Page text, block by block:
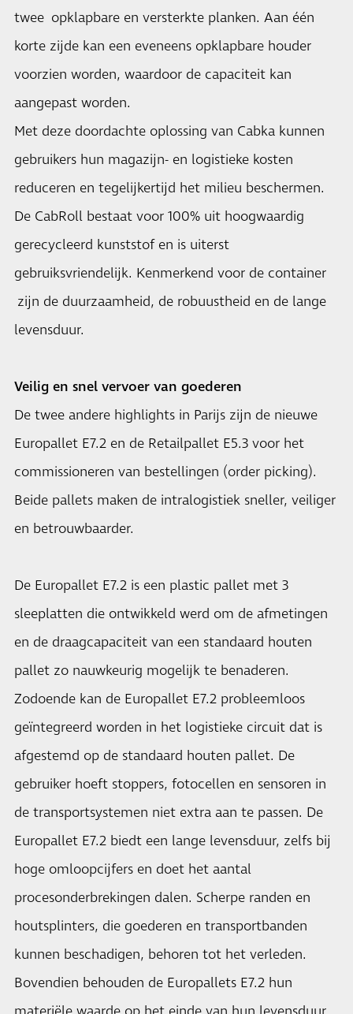
twee opklapbare en versterkte planken. Aan één
korte zijde kan een eveneens opklapbare houder
voorzien worden, waardoor de capaciteit kan
aangepast worden.
Met deze doordachte oplossing van Cabka kunnen
gebruikers hun magazijn- en logistieke kosten
reduceren en tegelijkertijd het milieu beschermen.
De CabRoll bestaat voor 100% uit hoogwaardig
gerecycleerd kunststof en is uiterst
gebruiksvriendelijk. Kenmerkend voor de container
zijn de duurzaamheid, de robuustheid en de lange
levensduur.
Veilig en snel vervoer van goederen
De twee andere highlights in Parijs zijn de nieuwe
Europallet E7.2 en de Retailpallet E5.3 voor het
commissioneren van bestellingen (order picking).
Beide pallets maken de intralogistiek sneller, veiliger
en betrouwbaarder.
De Europallet E7.2 is een plastic pallet met 3
sleeplatten die ontwikkeld werd om de afmetingen
en de draagcapaciteit van een standaard houten
pallet zo nauwkeurig mogelijk te benaderen.
Zodoende kan de Europallet E7.2 probleemloos
geïntegreerd worden in het logistieke circuit dat is
afgestemd op de standaard houten pallet. De
gebruiker hoeft stoppers, fotocellen en sensoren in
de transportsystemen niet extra aan te passen. De
Europallet E7.2 biedt een lange levensduur, zelfs bij
hoge omloopcijfers en doet het aantal
procesonderbrekingen dalen. Scherpe randen en
houtsplinters, die goederen en transportbanden
kunnen beschadigen, behoren tot het verleden.
Bovendien behouden de Europallets E7.2 hun